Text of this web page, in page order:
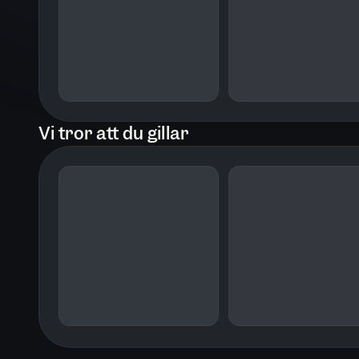
barndomen i Brasilien via tillvaron
ålderdomen på Drottningholm.
Vi tror att du gillar